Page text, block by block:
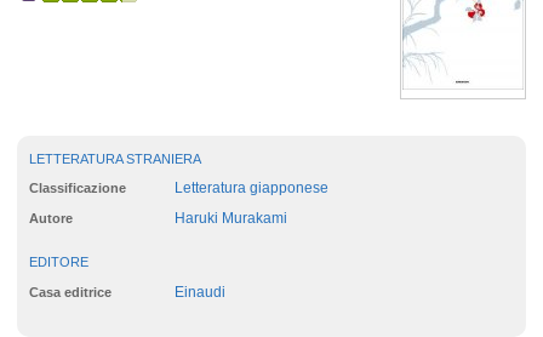
LETTERATURA STRANIERA
Classificazione Letteratura giapponese
Autore Haruki Murakami
EDITORE
Casa editrice Einaudi